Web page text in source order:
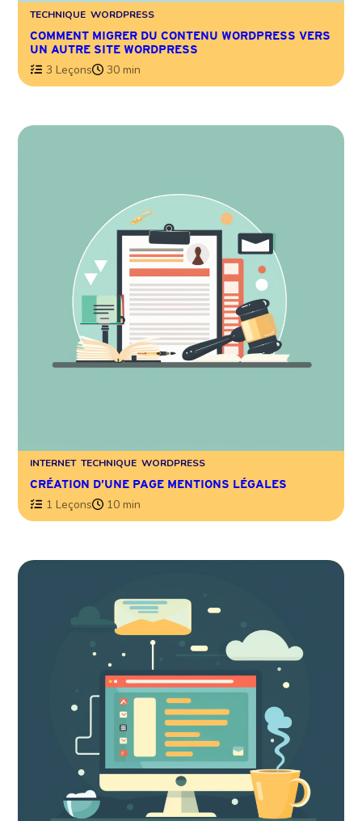
TECHNIQUE WORDPRESS
COMMENT MIGRER DU CONTENU WORDPRESS VERS
UN AUTRE SITE WORDPRESS
3 Leçons 30 min
INTERNET TECHNIQUE WORDPRESS
CRÉATION D’UNE PAGE MENTIONS LÉGALES
1 Leçons 10 min